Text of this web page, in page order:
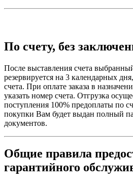
По счету, без
После выставления счета
резервируется на 3 календарных
счета. При оплате заказа в
указать номер счета. Отгрузка
поступления 100% предоплаты по
покупки Вам будет выдан полный
документов.
Общие правила
гарантийного